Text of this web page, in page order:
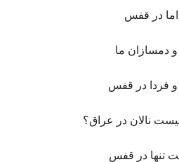
اما در قفس
دمسازان ما
و فردا در قفس
نالان در عراق؟
تنها در قفس